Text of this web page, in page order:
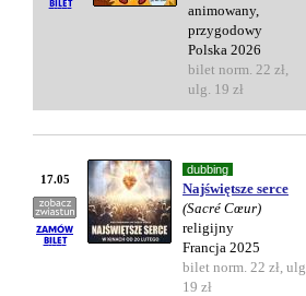
animowany,
przygodowy
Polska 2026
bilet norm. 22 zł,
ulg. 19 zł
17.05
dubbing
Najświętsze serce
(Sacré Cœur)
religijny
Francja 2025
bilet norm. 22 zł, ulg.
19 zł